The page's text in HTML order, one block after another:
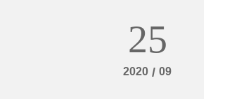
25
2020 / 09